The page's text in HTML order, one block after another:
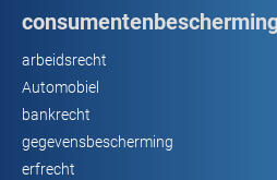
arbeidsrecht
Automobiel
bankrecht
gegevensbescherming
erfrecht